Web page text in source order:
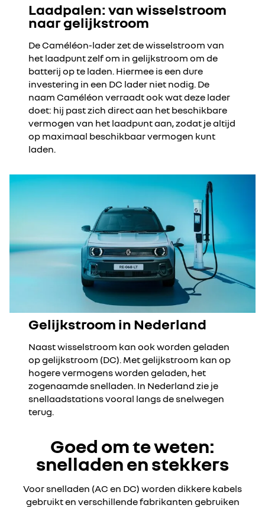
Laadpalen: van wisselstroom
naar gelijkstroom
De Caméléon-lader zet de wisselstroom van
het laadpunt zelf om in gelijkstroom om de
batterij op te laden. Hiermee is een dure
investering in een DC lader niet nodig. De
naam Caméléon verraadt ook wat deze lader
doet: hij past zich direct aan het beschikbare
vermogen van het laadpunt aan, zodat je altijd
op maximaal beschikbaar vermogen kunt
laden.
Gelijkstroom in Nederland
Naast wisselstroom kan ook worden geladen
op gelijkstroom (DC). Met gelijkstroom kan op
hogere vermogens worden geladen, het
zogenaamde snelladen. In Nederland zie je
snellaadstations vooral langs de snelwegen
terug.
Goed om te weten:
snelladen en stekkers
Voor snelladen (AC en DC) worden dikkere kabels
gebruikt en verschillende fabrikanten gebruiken